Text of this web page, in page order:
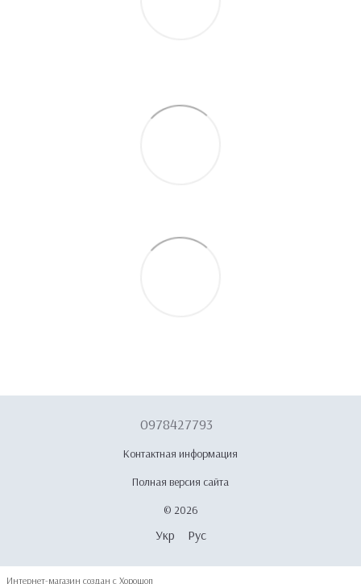
0978427793
Контактная информация
Полная версия сайта
© 2026
Укр Рус
Интернет-магазин создан с Хорошоп